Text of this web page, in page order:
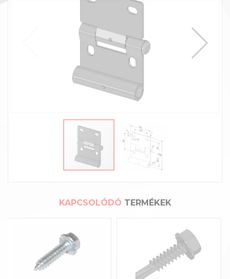
KAPCSOLÓDÓ TERMÉKEK